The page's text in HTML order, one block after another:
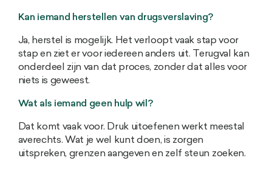
Kan iemand herstellen van drugsverslaving?
Ja, herstel is mogelijk. Het verloopt vaak stap voor
stap en ziet er voor iedereen anders uit. Terugval kan
onderdeel zijn van dat proces, zonder dat alles voor
niets is geweest.
Wat als iemand geen hulp wil?
Dat komt vaak voor. Druk uitoefenen werkt meestal
averechts. Wat je wel kunt doen, is zorgen
uitspreken, grenzen aangeven en zelf steun zoeken.